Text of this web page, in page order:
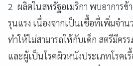
2 ผลิตในสหรัฐอเมริกา พบอาการข้
รุนแรง เนื่องจากเป็นเชื้อที่เพิ่มจำ
ทำให้ไม่สามารถให้กับเด็ก สตรีมีค
และผู้เป็นโรคผิวหนังประเภทโรคเ